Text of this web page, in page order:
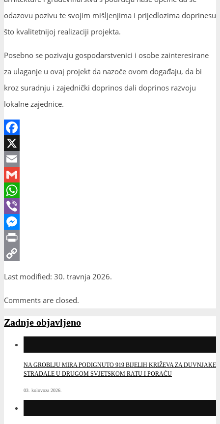
odazovu pozivu te svojim mišljenjima i prijedlozima doprinesu
što kvalitetnijoj realizaciji projekta.
Posebno se pozivaju gospodarstvenici i osobe zainteresirane
za ulaganje u ovaj projekt da nazoče ovom događaju, da bi
kroz suradnju i zajednički doprinos dali doprinos razvoju
lokalne zajednice.
Facebook
X
Email
Gmail
WhatsApp
Viber
Messenger
Print
Last modified: 30. travnja 2026.
Comments are closed.
Zadnje objavljeno
NA GROBLJU MIRA PODIGNUTO 919 BIJELIH KRIŽEVA ZA DUVNJAKE
STRADALE U DRUGOM SVJETSKOM RATU I PORAĆU
03. kolovoza 2026.